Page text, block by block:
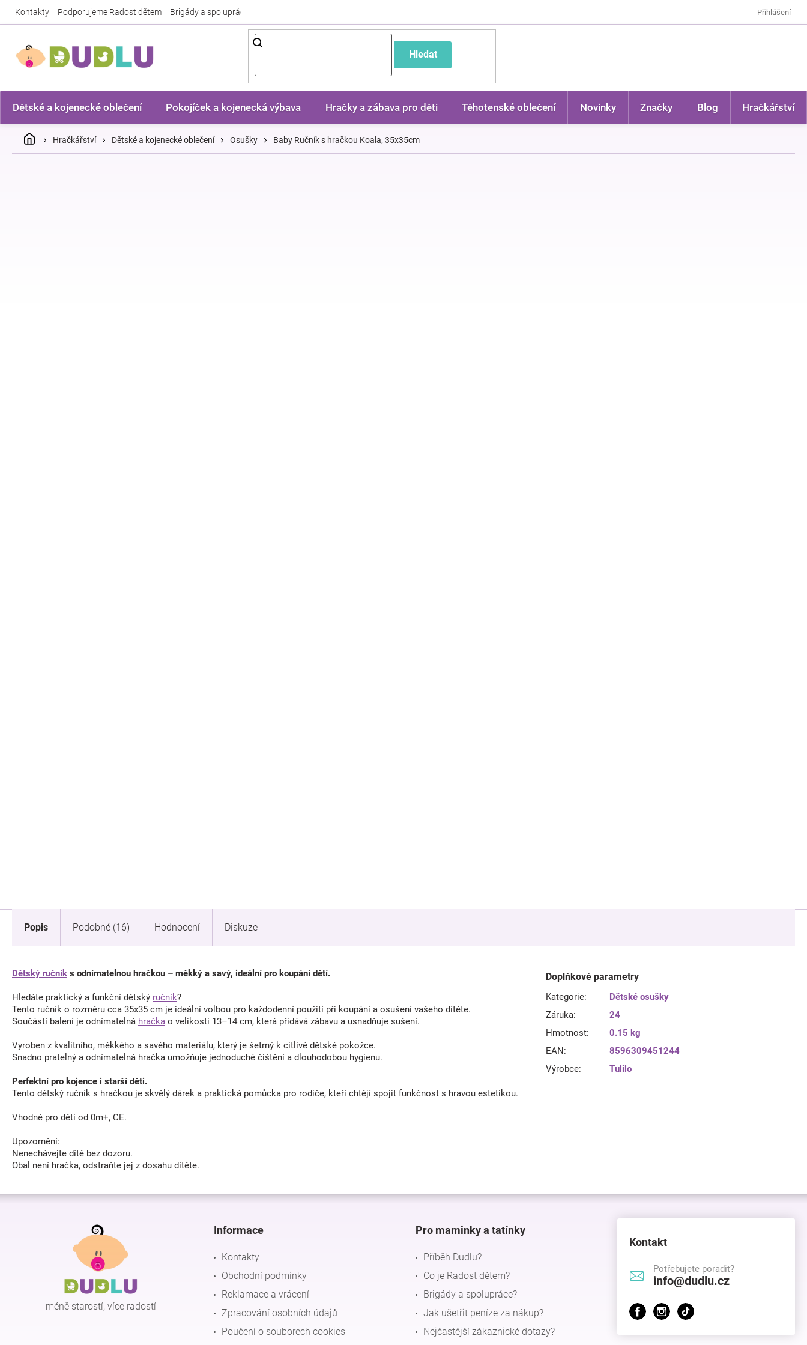
Kontakty Podporujeme Radost dětem Brigády a spolupráce Přihlášení
Hledat
Dětské a kojenecké oblečení Pokojíček a kojenecká výbava Hračky a zábava pro děti Těhotenské oblečení Novinky Značky Blog Hračkářství
DomůHračkářství Dětské a kojenecké oblečení Osušky Baby Ručník s hračkou Koala, 35x35cm
Popis Podobné (16) Hodnocení Diskuze
Dětský ručník s odnímatelnou hračkou – měkký a savý, ideální pro koupání dětí.
Hledáte praktický a funkční dětský ručník?
Tento ručník o rozměru cca 35x35 cm je ideální volbou pro každodenní použití při koupání a osušení vašeho dítěte.
Součástí balení je odnímatelná hračka o velikosti 13–14 cm, která přidává zábavu a usnadňuje sušení.
Vyroben z kvalitního, měkkého a savého materiálu, který je šetrný k citlivé dětské pokožce.
Snadno pratelný a odnímatelná hračka umožňuje jednoduché čištění a dlouhodobou hygienu.
Perfektní pro kojence i starší děti.
Tento dětský ručník s hračkou je skvělý dárek a praktická pomůcka pro rodiče, kteří chtějí spojit funkčnost s hravou estetikou.
Vhodné pro děti od 0m+, CE.
Upozornění:
Nenechávejte dítě bez dozoru.
Obal není hračka, odstraňte jej z dosahu dítěte.
Doplňkové parametry
Kategorie:
Dětské osušky
Záruka:
24
Hmotnost:
0.15 kg
EAN:
8596309451244
Výrobce: Tulilo
Z
méně starostí, více radostí
Informace
Kontakty
Obchodní podmínky
Reklamace a vrácení
Zpracování osobních údajů
Poučení o souborech cookies
Pro maminky a tatínky
Příběh Dudlu?
Co je Radost dětem?
Brigády a spolupráce?
Jak ušetřit peníze za nákup?
Nejčastější zákaznické dotazy?
Kontakt
Potřebujete poradit?
info@dudlu.cz